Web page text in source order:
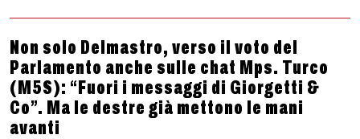
Non solo Delmastro, verso il voto del
Parlamento anche sulle chat Mps. Turco
(M5S): “Fuori i messaggi di Giorgetti &
Co”. Ma le destre già mettono le mani
avanti